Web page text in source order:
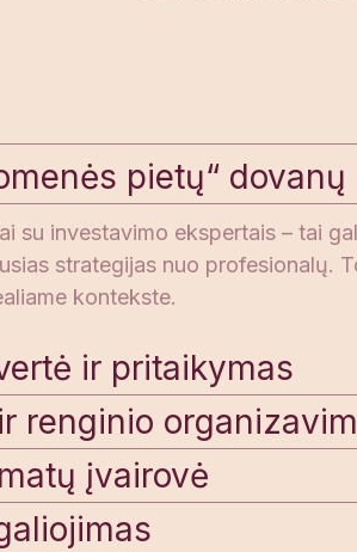
pietų“
su investavimo ekspertais – tai
strategijas nuo profesionalų.
kontekste.
ir pritaikymas
renginio
įvairovė